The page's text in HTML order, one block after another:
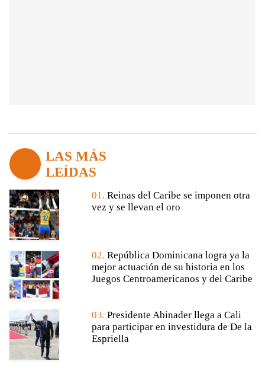
LAS MÁS
LEÍDAS
01. Reinas del Caribe se imponen otra
vez y se llevan el oro
02. República Dominicana logra ya la
mejor actuación de su historia en los
Juegos Centroamericanos y del Caribe
03. Presidente Abinader llega a Cali
para participar en investidura de De la
Espriella